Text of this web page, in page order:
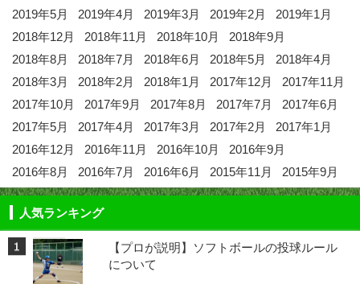
2019年5月
2019年4月 2019年3月 2019年2月
2019年1月
2018年12月
2018年11月 2018年10月
2018年9月
2018年8月
2018年7月 2018年6月 2018年5月
2018年4月
2018年3月
2018年2月 2018年1月 2017年12月
2017年11月
2017年10月
2017年9月 2017年8月 2017年7月
2017年6月
2017年5月
2017年4月 2017年3月 2017年2月
2017年1月
2016年12月
2016年11月 2016年10月
2016年9月
2016年8月
2016年7月 2016年6月 2015年11月 2015年9月
人気ランキング
【プロが説明】ソフトボールの投球ルール
について